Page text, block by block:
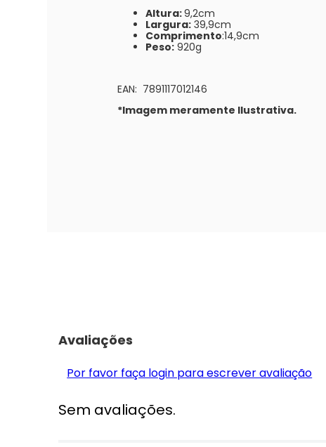
Altura:9,2cm
Largura: 39,9cm
Comprimento:14,9cm
Peso: 920g
EAN: 7891117012146
*Imagem meramente Ilustrativa.
Avaliações
Por favor faça login para escrever avaliação
Sem avaliações.